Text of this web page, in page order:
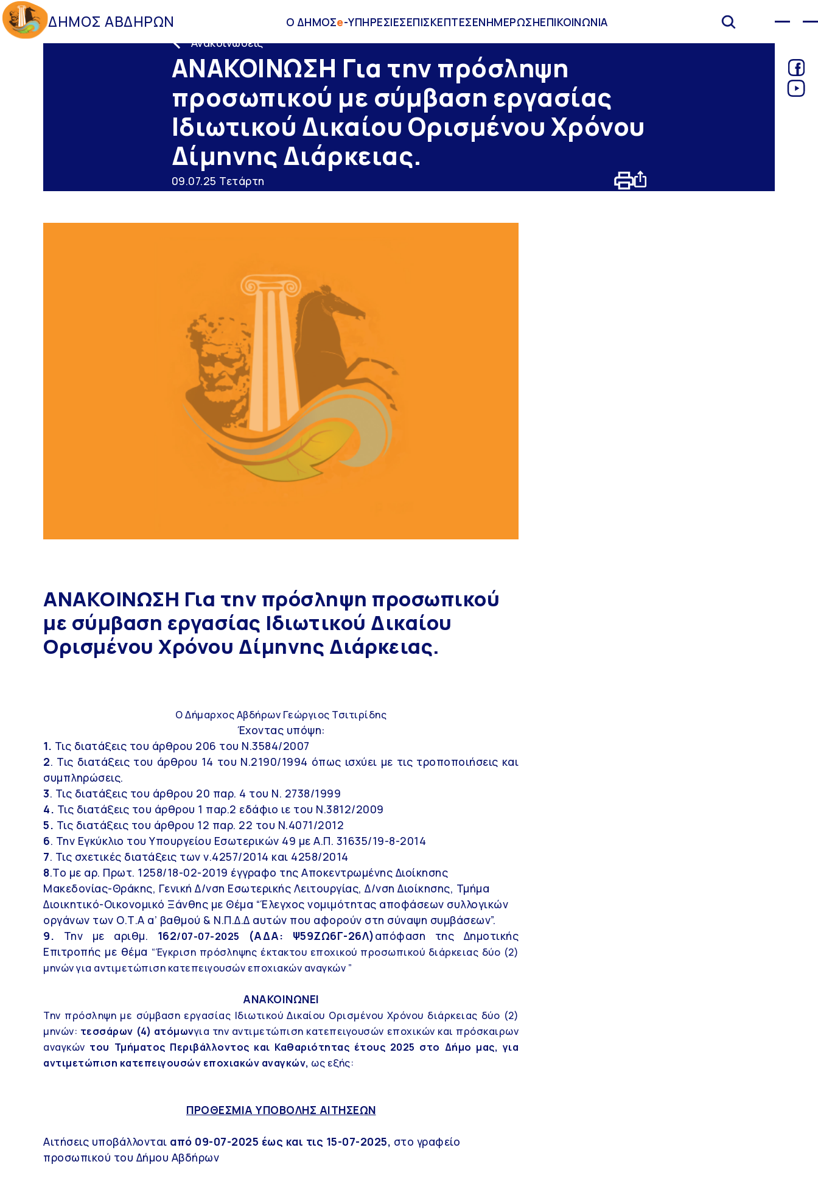
ΔΗΜΟΣ ΑΒΔΗΡΩΝ Ο ΔΗΜΟΣe-ΥΠΗΡΕΣΙΕΣΕΠΙΣΚΕΠΤΕΣΕΝΗΜΕΡΩΣΗΕΠΙΚΟΙΝΩΝΙΑ
Ανακοινώσεις
ΑΝΑΚΟΙΝΩΣΗ Για την πρόσληψη
προσωπικού με σύμβαση εργασίας
Ιδιωτικού Δικαίου Ορισμένου Χρόνου
Δίμηνης Διάρκειας.
09.07.25 Τετάρτη
ΑΝΑΚΟΙΝΩΣΗ Για την πρόσληψη προσωπικού
με σύμβαση εργασίας Ιδιωτικού Δικαίου
Ορισμένου Χρόνου Δίμηνης Διάρκειας.
Ο Δήμαρχος Αβδήρων Γεώργιος Τσιτιρίδης
Έχοντας υπόψη:
1. Τις διατάξεις του άρθρου 206 του Ν.3584/2007
2. Τις διατάξεις του άρθρου 14 του Ν.2190/1994 όπως ισχύει με τις τροποποιήσεις και
συμπληρώσεις.
3. Τις διατάξεις του άρθρου 20 παρ. 4 του Ν. 2738/1999
4. Τις διατάξεις του άρθρου 1 παρ.2 εδάφιο ιε του Ν.3812/2009
5. Τις διατάξεις του άρθρου 12 παρ. 22 του Ν.4071/2012
6. Την Εγκύκλιο του Υπουργείου Εσωτερικών 49 με Α.Π. 31635/19-8-2014
7. Τις σχετικές διατάξεις των ν.4257/2014 και 4258/2014
8.Το με αρ. Πρωτ. 1258/18-02-2019 έγγραφο της Αποκεντρωμένης Διοίκησης
Μακεδονίας-Θράκης, Γενική Δ/νση Εσωτερικής Λειτουργίας, Δ/νση Διοίκησης, Τμήμα
Διοικητικό-Οικονομικό Ξάνθης με Θέμα “Έλεγχος νομιμότητας αποφάσεων συλλογικών
οργάνων των Ο.Τ.Α α’ βαθμού & Ν.Π.Δ.Δ αυτών που αφορούν στη σύναψη συμβάσεων”.
9. Την με αριθμ. 162/07-07-2025 (ΑΔΑ: Ψ59ΖΩ6Γ-26Λ)απόφαση της Δημοτικής
Επιτροπής με θέμα “Έγκριση πρόσληψης έκτακτου εποχικού προσωπικού διάρκειας δύο (2)
μηνών για αντιμετώπιση κατεπειγουσών εποχιακών αναγκών ”
ΑΝΑΚΟΙΝΩΝΕΙ
Την πρόσληψη με σύμβαση εργασίας Ιδιωτικού Δικαίου Ορισμένου Χρόνου διάρκειας δύο (2)
μηνών: τεσσάρων (4) ατόμωνγια την αντιμετώπιση κατεπειγουσών εποχικών και πρόσκαιρων
αναγκών του Τμήματος Περιβάλλοντος και Καθαριότητας έτους 2025 στο Δήμο μας, για
αντιμετώπιση κατεπειγουσών εποχιακών αναγκών, ως εξής:
ΠΡΟΘΕΣΜΙΑ ΥΠΟΒΟΛΗΣ ΑΙΤΗΣΕΩΝ
Αιτήσεις υποβάλλονται από 09-07-2025 έως και τις 15-07-2025, στο γραφείο
προσωπικού του Δήμου Αβδήρων